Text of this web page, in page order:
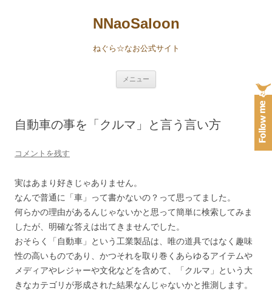
NNaoSaloon
ねぐら☆なお公式サイト
メニュー
ス
自動車の事を「クルマ」と言う言い方
コメントを残す
実はあまり好きじゃありません。
なんで普通に「車」って書かないの？って思ってました。
何らかの理由があるんじゃないかと思って簡単に検索してみま
したが、明確な答えは出てきませんでした。
おそらく「自動車」という工業製品は、唯の道具ではなく趣味
性の高いものであり、かつそれを取り巻くあらゆるアイテムや
メディアやレジャーや文化などを含めて、「クルマ」という大
きなカテゴリが形成された結果なんじゃないかと推測します。